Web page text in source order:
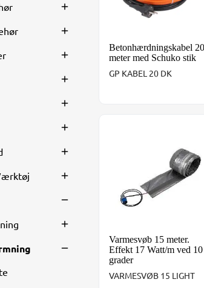
Betonhærdningskabel 20
meter med Schuko stik
GP KABEL 20 DK
Varmesvøb 15 meter.
Effekt 17 Watt/m ved 10
grader
VARMESVØB 15 LIGHT